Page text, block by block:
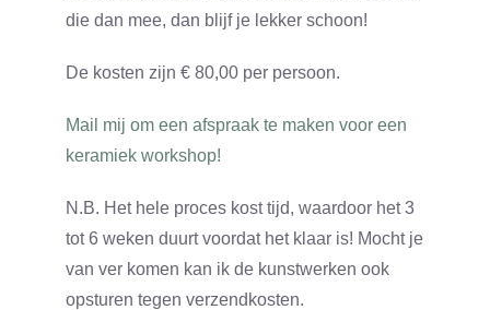
die dan mee, dan blijf je lekker schoon!
De kosten zijn € 80,00 per persoon.
Mail mij om een afspraak te maken voor een
keramiek workshop!
N.B. Het hele proces kost tijd, waardoor het 3
tot 6 weken duurt voordat het klaar is! Mocht je
van ver komen kan ik de kunstwerken ook
opsturen tegen verzendkosten.